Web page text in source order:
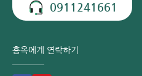
0911241661
홍옥에게 연락하기